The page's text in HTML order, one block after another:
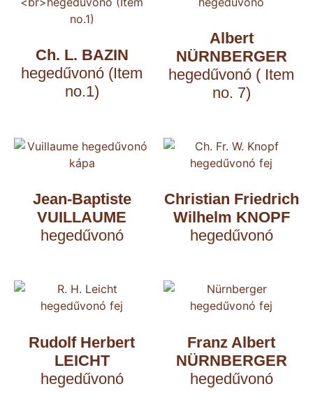
Ch. L. BAZIN
hegedűvonó (Item
no.1)
Albert
NÜRNBERGER
hegedűvonó ( Item
no. 7)
Jean-Baptiste
VUILLAUME
hegedűvonó
Christian Friedrich
Wilhelm KNOPF
hegedűvonó
Rudolf Herbert
LEICHT
hegedűvonó
Franz Albert
NÜRNBERGER
hegedűvonó